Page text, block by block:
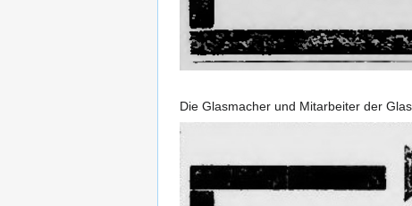
Die Glasmacher und Mitarbeiter der